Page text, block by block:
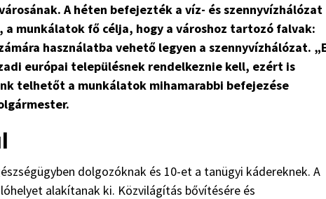
A héten befejezték a víz- és szennyvízhálózat
munkálatok fő célja, hogy a városhoz tartozó falvak:
használatba vehető legyen a szennyvízhálózat.
európai településnek rendelkeznie kell, ezért is
telhetőt a munkálatok mihamarabbi befejezése
dolgozóknak és 10-et a tanügyi kádereknek. A
alakítanak ki. Közvilágítás bővítésére és